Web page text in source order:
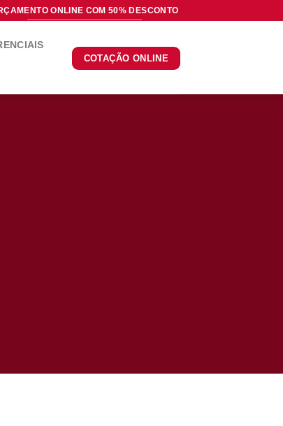
ONLINE COM 50% DESCONTO
COTAÇÃO ONLINE